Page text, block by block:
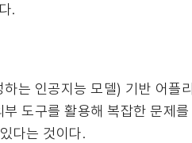
.
는 인공지능 모델) 기반 어플리
도구를 활용해 복잡한 문제를
다는 것이다.